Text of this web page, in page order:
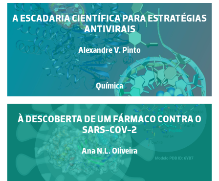
A ESCADARIA CIENTÍFICA PARA ESTRATÉGIAS
ANTIVIRAIS
Alexandre V. Pinto
Química
À DESCOBERTA DE UM FÁRMACO CONTRA O
SARS-COV-2
Ana N.L. Oliveira